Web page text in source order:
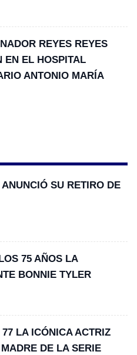
REYES REYES
EN EL HOSPITAL
ANTONIO MARÍA
SU RETIRO DE
75 AÑOS LA
BONNIE TYLER
LA ICÓNICA ACTRIZ
DE LA SERIE